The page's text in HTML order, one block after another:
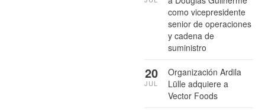
como vicepresidente
senior de operaciones
y cadena de
suministro
Organización Ardila
Lülle adquiere a
Vector Foods
20
JUL